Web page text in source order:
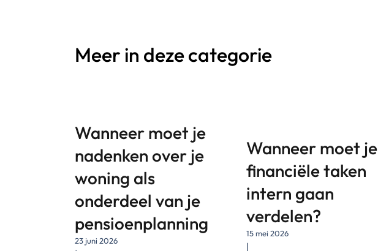
Meer in deze categorie
Wanneer moet je
nadenken over je
woning als
onderdeel van je
pensioenplanning
23 juni 2026
Wanneer moet je
financiële taken
intern gaan
verdelen?
15 mei 2026
|